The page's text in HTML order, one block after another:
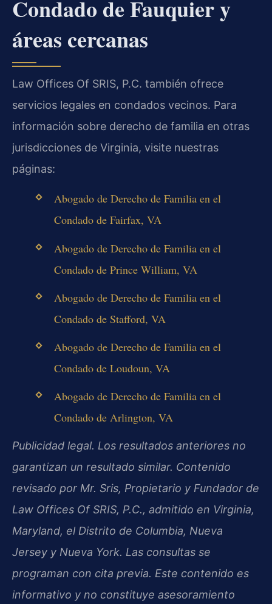
Condado de Fauquier y
áreas cercanas
Law Offices Of SRIS, P.C. también ofrece
servicios legales en condados vecinos. Para
información sobre derecho de familia en otras
jurisdicciones de Virginia, visite nuestras
páginas:
Abogado de Derecho de Familia en el
Condado de Fairfax, VA
Abogado de Derecho de Familia en el
Condado de Prince William, VA
Abogado de Derecho de Familia en el
Condado de Stafford, VA
Abogado de Derecho de Familia en el
Condado de Loudoun, VA
Abogado de Derecho de Familia en el
Condado de Arlington, VA
Publicidad legal. Los resultados anteriores no
garantizan un resultado similar. Contenido
revisado por Mr. Sris, Propietario y Fundador de
Law Offices Of SRIS, P.C., admitido en Virginia,
Maryland, el Distrito de Columbia, Nueva
Jersey y Nueva York. Las consultas se
programan con cita previa. Este contenido es
informativo y no constituye asesoramiento